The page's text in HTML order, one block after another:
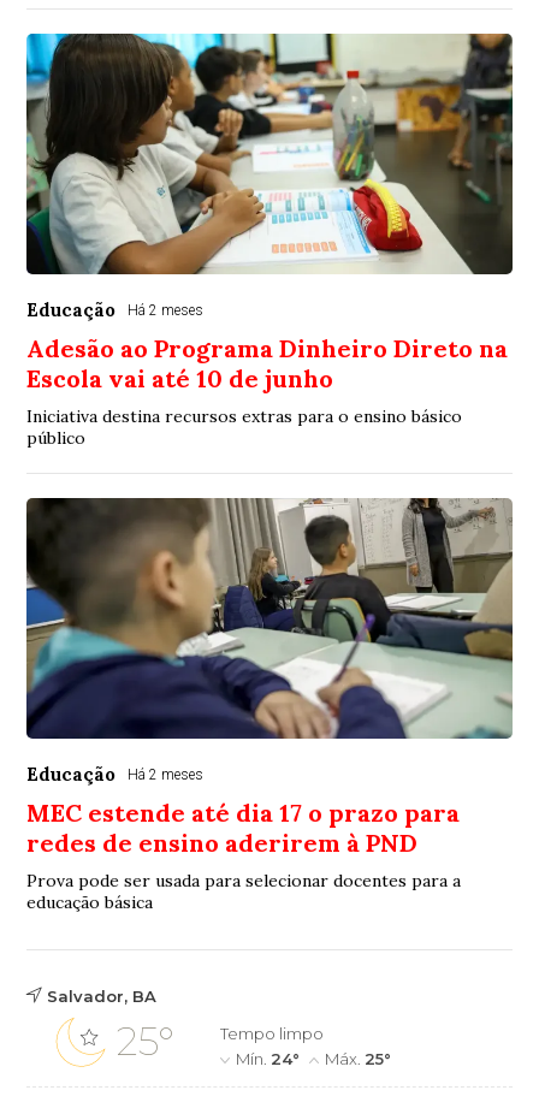
Educação Há 2 meses
Adesão ao Programa Dinheiro Direto na
Escola vai até 10 de junho
Iniciativa destina recursos extras para o ensino básico
público
Educação Há 2 meses
MEC estende até dia 17 o prazo para
redes de ensino aderirem à PND
Prova pode ser usada para selecionar docentes para a
educação básica
Salvador, BA
25°
Tempo limpo
Mín. 24° Máx. 25°